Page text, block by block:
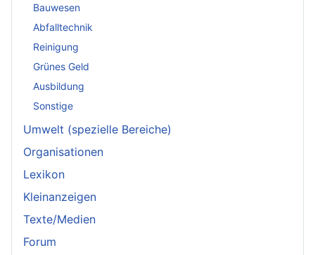
Bauwesen
Abfalltechnik
Reinigung
Grünes Geld
Ausbildung
Sonstige
Umwelt (spezielle Bereiche)
Organisationen
Lexikon
Kleinanzeigen
Texte/Medien
Forum